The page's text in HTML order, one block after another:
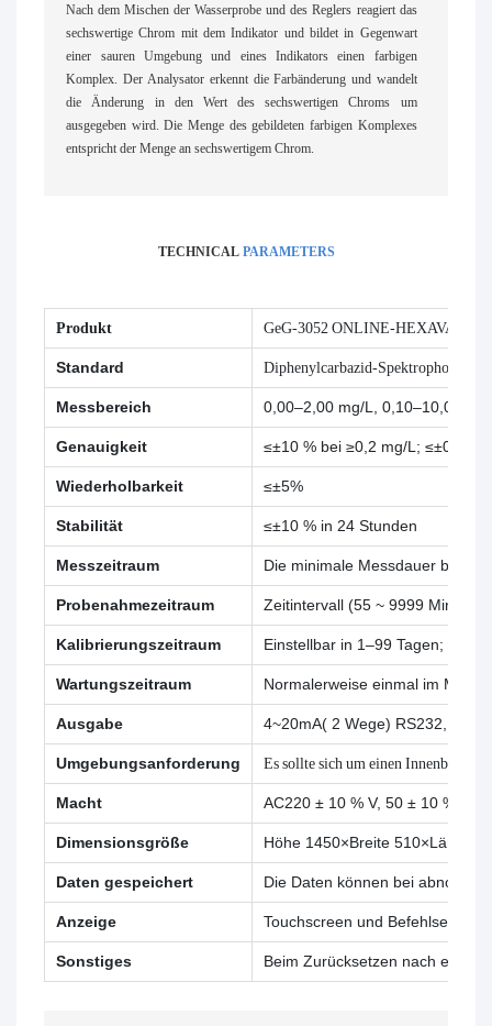
Nach dem Mischen der Wasserprobe und des Reglers reagiert das
sechswertige Chrom mit dem Indikator und bildet in Gegenwart
einer sauren Umgebung und eines Indikators einen farbigen
Komplex. Der Analysator erkennt die Farbänderung und wandelt
die Änderung in den Wert des sechswertigen Chroms um
ausgegeben wird. Die Menge des gebildeten farbigen Komplexes
entspricht der Menge an sechswertigem Chrom.
TECHNICAL PARAMETERS
Produkt GeG-3052 ONLINE-
Standard Diphenylcarbazid-
Messbereich 0,00–2,00 mg/L, 0,10–10,00
Genauigkeit ≤±10 % bei ≥0,2 mg/L; ≤±0,02
Wiederholbarkeit ≤±5%
Stabilität ≤±10 % in 24 Stunden
Messzeitraum Die minimale Messdauer
Probenahmezeitraum Zeitintervall (55 ~ 9999
Kalibrierungszeitraum Einstellbar in 1–99 Tagen;
Wartungszeitraum Normalerweise einmal im
Ausgabe 4~20mA( 2 Wege)
Umgebungsanforderung Es sollte sich um einen
Macht AC220 ± 10 % V, 50 ± 10 % Hz,
Dimensionsgröße Höhe 1450×Breite 510×Länge
Daten gespeichert Die Daten können bei
Anzeige Touchscreen und
Sonstiges Beim Zurücksetzen nach einem